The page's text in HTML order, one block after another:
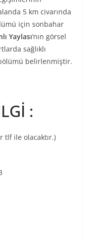
5 km civarında
için sonbahar
Yaylası‘nın görsel
sağlıklı
belirlenmiştir.
:
tlf ile olacaktır.)